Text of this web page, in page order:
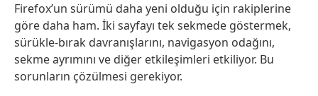
Firefox’un sürümü daha yeni olduğu için rakiplerine
göre daha ham. İki sayfayı tek sekmede göstermek,
sürükle-bırak davranışlarını, navigasyon odağını,
sekme ayrımını ve diğer etkileşimleri etkiliyor. Bu
sorunların çözülmesi gerekiyor.